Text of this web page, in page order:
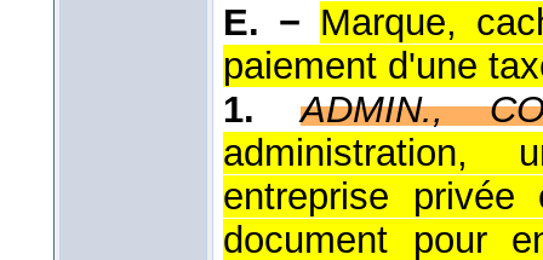
E. − Marque,
paiement d'une
1.
ADMIN.,
administration,
entreprise
document pour